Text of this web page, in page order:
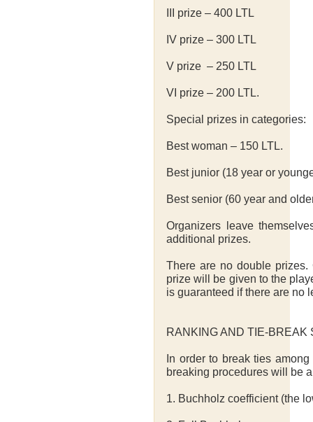
III prize – 400 LTL
IV prize – 300 LTL
V prize – 250 LTL
VI prize – 200 LTL.
Special prizes in categories:
Best woman – 150 LTL.
Best junior (18 year or
Best senior (60 year and
Organizers leave
additional prizes.
There are no double
prize will be given to the
is guaranteed if there are no
RANKING AND TIE-BREAK
In order to break ties
breaking procedures will be
1. Buchholz coefficient (the